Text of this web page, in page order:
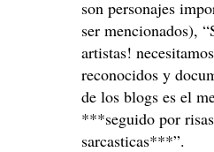
son personajes
ser mencionados),
artistas!
reconocidos y
de los blogs es el
***seguido por risas
sarcasticas***”.